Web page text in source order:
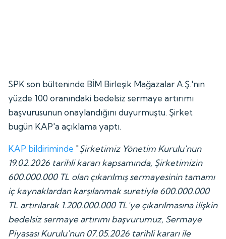
SPK son bülteninde BİM Birleşik Mağazalar A.Ş.'nin
yüzde 100 oranındaki bedelsiz sermaye artırımı
başvurusunun onaylandığını duyurmuştu. Şirket
bugün KAP'a açıklama yaptı.
KAP bildiriminde "Şirketimiz Yönetim Kurulu'nun
19.02.2026 tarihli kararı kapsamında, Şirketimizin
600.000.000 TL olan çıkarılmış sermayesinin tamamı
iç kaynaklardan karşılanmak suretiyle 600.000.000
TL artırılarak 1.200.000.000 TL'ye çıkarılmasına ilişkin
bedelsiz sermaye artırımı başvurumuz, Sermaye
Piyasası Kurulu'nun 07.05.2026 tarihli kararı ile